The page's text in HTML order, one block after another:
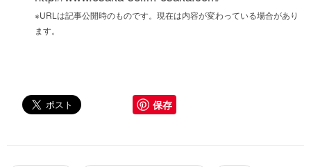
※URLは記事公開時のものです。現在は内容が変わっている場合があり
ます。
保存